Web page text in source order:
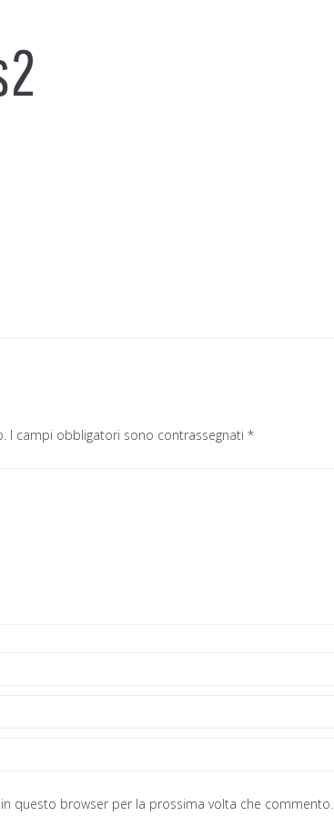
I campi obbligatori sono contrassegnati *
questo browser per la prossima volta che commento.